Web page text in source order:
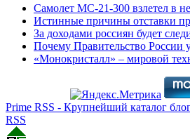
Самолет МС-21-300 взлетел в
Истинные причины отставки
За доходами россиян будет
Почему Правительство России
«Монокристалл» – мировой
Prime RSS - Крупнейший каталог
RSS